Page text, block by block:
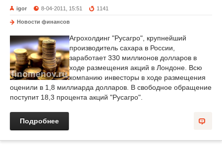
igor 8-04-2011, 15:51 1141
Новости финансов
Агрохолдинг "Русагро", крупнейший
производитель сахара в России,
заработает 330 миллионов долларов в
ходе размещения акций в Лондоне. Всю
компанию инвесторы в ходе размещения
оценили в 1,8 миллиарда долларов. В свободное обращение
поступит 18,3 процента акций "Русагро".
Подробнее